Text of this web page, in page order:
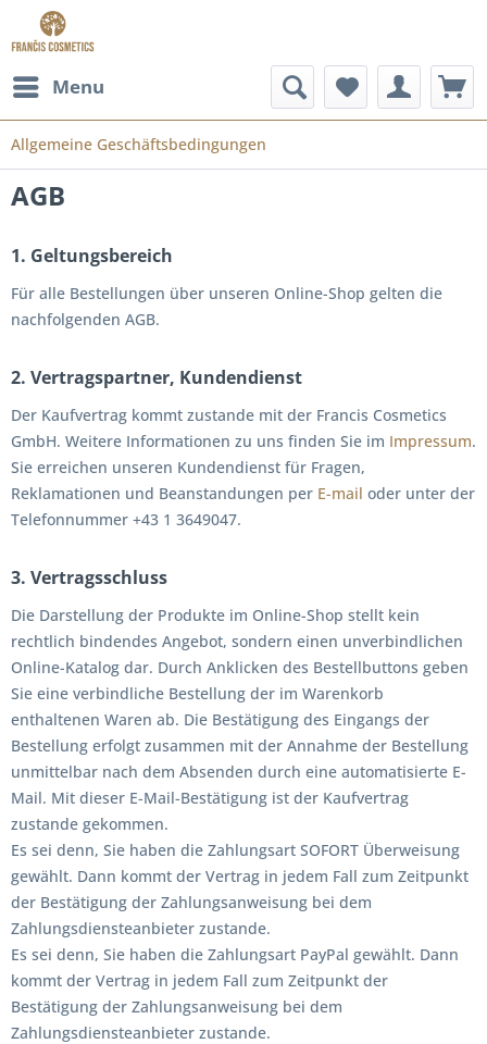
Menu
Allgemeine Geschäftsbedingungen
AGB
1. Geltungsbereich
Für alle Bestellungen über unseren Online-Shop gelten die
nachfolgenden AGB.
2. Vertragspartner, Kundendienst
Der Kaufvertrag kommt zustande mit der Francis Cosmetics
GmbH. Weitere Informationen zu uns finden Sie im Impressum.
Sie erreichen unseren Kundendienst für Fragen,
Reklamationen und Beanstandungen per E-mail oder unter der
Telefonnummer +43 1 3649047.
3. Vertragsschluss
Die Darstellung der Produkte im Online-Shop stellt kein
rechtlich bindendes Angebot, sondern einen unverbindlichen
Online-Katalog dar. Durch Anklicken des Bestellbuttons geben
Sie eine verbindliche Bestellung der im Warenkorb
enthaltenen Waren ab. Die Bestätigung des Eingangs der
Bestellung erfolgt zusammen mit der Annahme der Bestellung
unmittelbar nach dem Absenden durch eine automatisierte E-
Mail. Mit dieser E-Mail-Bestätigung ist der Kaufvertrag
zustande gekommen.
Es sei denn, Sie haben die Zahlungsart SOFORT Überweisung
gewählt. Dann kommt der Vertrag in jedem Fall zum Zeitpunkt
der Bestätigung der Zahlungsanweisung bei dem
Zahlungsdiensteanbieter zustande.
Es sei denn, Sie haben die Zahlungsart PayPal gewählt. Dann
kommt der Vertrag in jedem Fall zum Zeitpunkt der
Bestätigung der Zahlungsanweisung bei dem
Zahlungsdiensteanbieter zustande.